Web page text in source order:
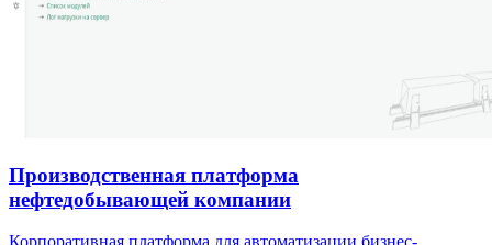
Производственная платформа
нефтедобывающей компании